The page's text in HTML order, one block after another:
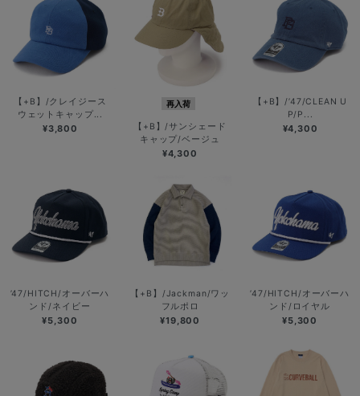
【+B】/クレイジース
ウェットキャップ...
¥3,800
再入荷
【+B】/サンシェード
キャップ/ベージュ
¥4,300
【+B】/’47/CLEAN U
P/P...
¥4,300
’47/HITCH/オーバーハ
ンド/ネイビー
¥5,300
【+B】/Jackman/ワッ
フルポロ
¥19,800
’47/HITCH/オーバーハ
ンド/ロイヤル
¥5,300